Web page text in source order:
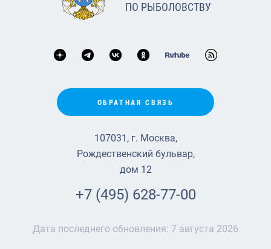
ПО РЫБОЛОВСТВУ
ОБРАТНАЯ СВЯЗЬ
107031, г. Москва,
Рождественский бульвар,
дом 12
+7 (495) 628-77-00
Дата последнего обновления: 7 августа 2026